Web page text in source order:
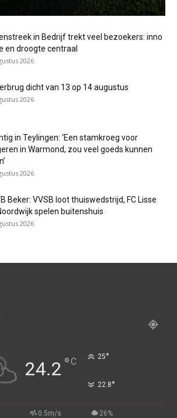
in Bedrijf trekt veel bezoekers: inno
en droogte centraal
2026
dicht van 13 op 14 augustus
2026
in Teylingen: ‘Een stamkroeg voor
in Warmond, zou veel goeds kunnen
2026
Beker: VVSB loot thuiswedstrijd, FC Lisse
spelen buitenshuis
2026
24.2 °C 25°
22.8°
0.5m/s 26%